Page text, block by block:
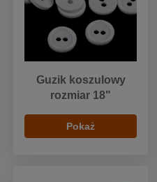
Guzik koszulowy
rozmiar 18"
Pokaż